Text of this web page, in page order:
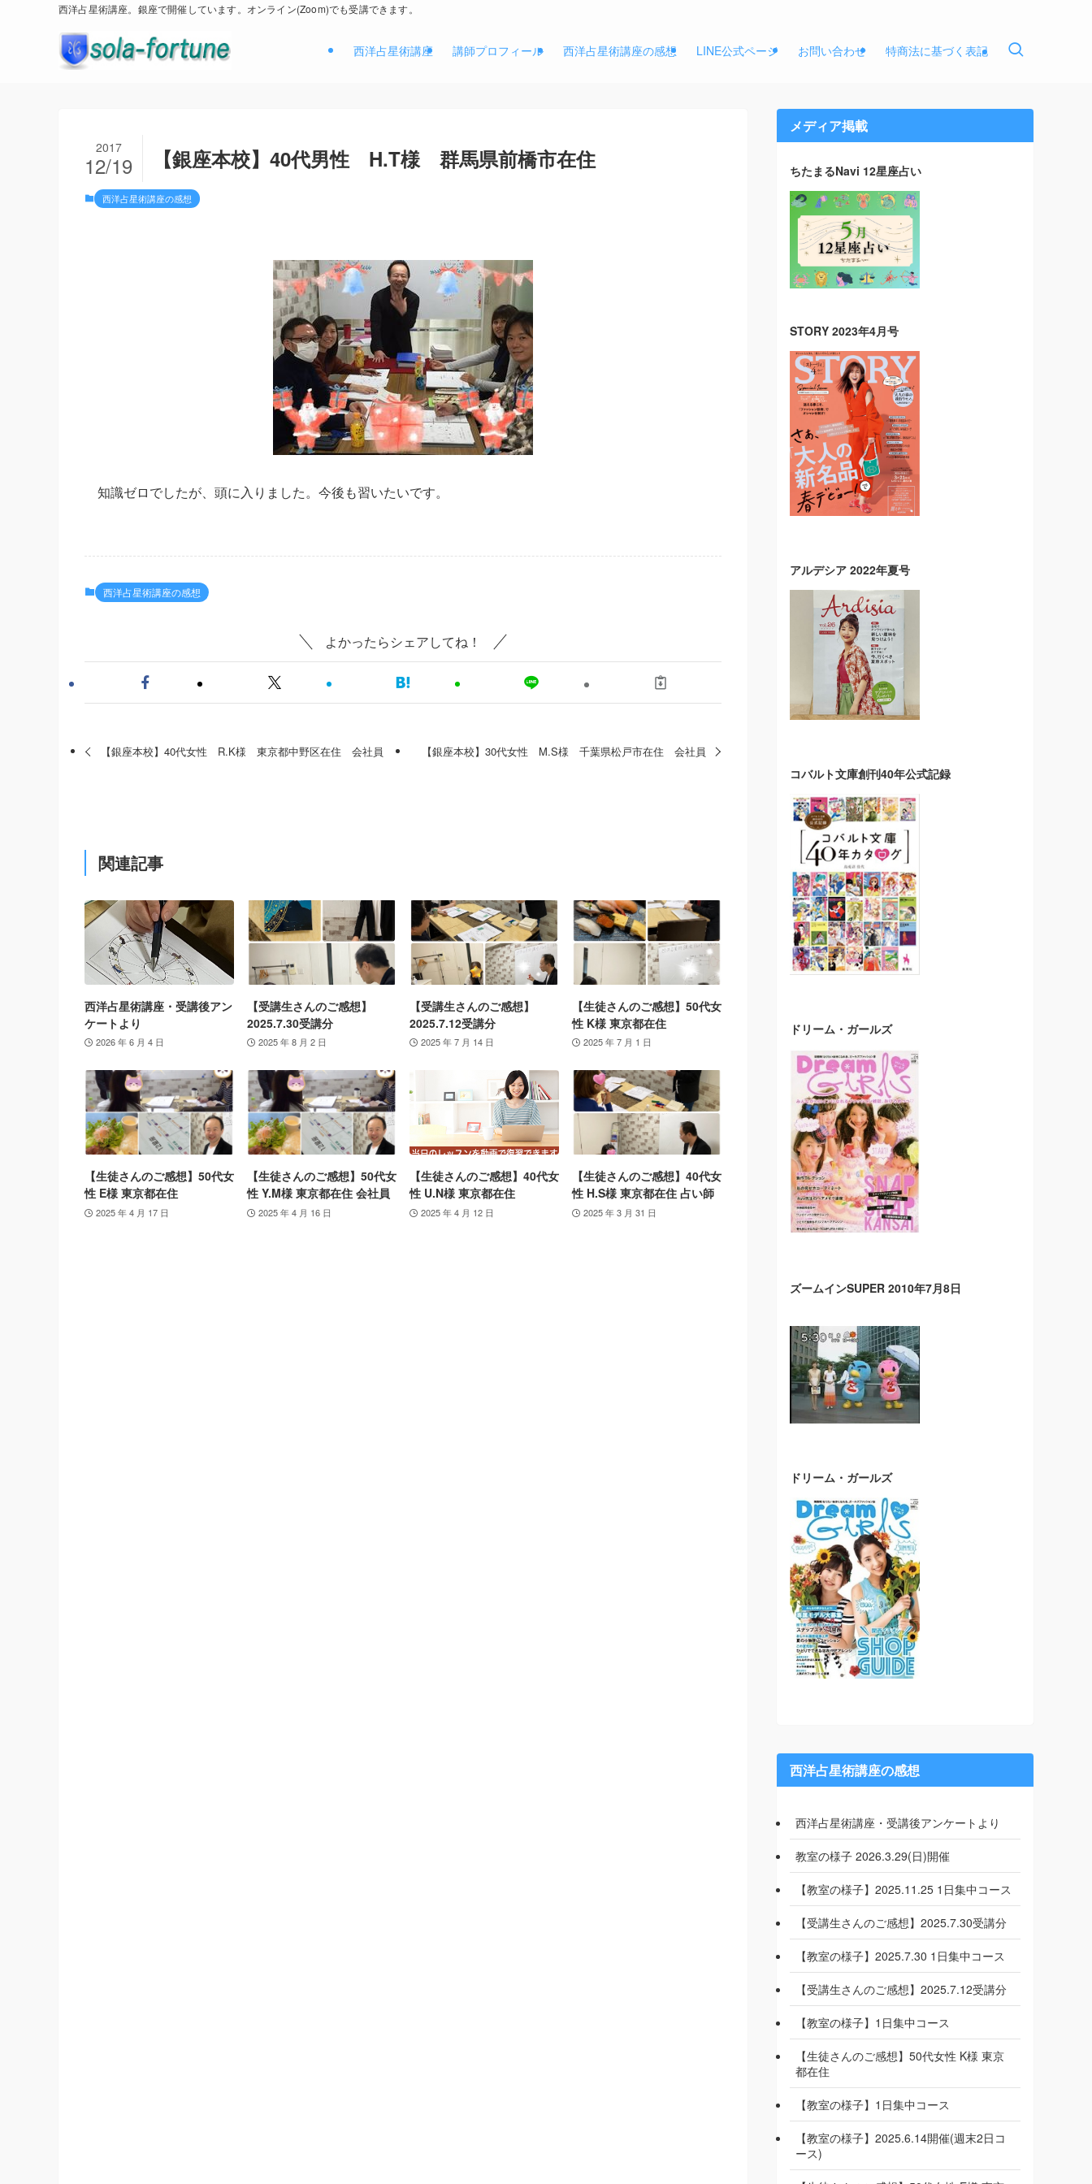
西洋占星術講座。銀座で開催しています。オンライン(Zoom)でも受講できます。
西洋占星術講座 講師プロフィール 西洋占星術講座の感想 LINE公式ページ お問い合わせ 特商法に基づく表記
【銀座本校】40代男性 H.T様 群馬県前橋市在住
2017
12/19
西洋占星術講座の感想
知識ゼロでしたが、頭に入りました。今後も習いたいです。
西洋占星術講座の感想
よかったらシェアしてね！
【銀座本校】40代女性 R.K様 東京都中野区在住 会社員 【銀座本校】30代女性 M.S様 千葉県松戸市在住 会社員
関連記事
西洋占星術講座・受講後アン
ケートより
2026 年 6 月 4 日
【受講生さんのご感想】
2025.7.30受講分
2025 年 8 月 2 日
【受講生さんのご感想】
2025.7.12受講分
2025 年 7 月 14 日
【生徒さんのご感想】50代女
性 K様 東京都在住
2025 年 7 月 1 日
【生徒さんのご感想】50代女
性 E様 東京都在住
2025 年 4 月 17 日
【生徒さんのご感想】50代女
性 Y.M様 東京都在住 会社員
2025 年 4 月 16 日
【生徒さんのご感想】40代女
性 U.N様 東京都在住
2025 年 4 月 12 日
【生徒さんのご感想】40代女
性 H.S様 東京都在住 占い師
2025 年 3 月 31 日
メディア掲載
ちたまるNavi 12星座占い
STORY 2023年4月号
アルデシア 2022年夏号
コバルト文庫創刊40年公式記録
ドリーム・ガールズ
ズームインSUPER 2010年7月8日
ドリーム・ガールズ
西洋占星術講座の感想
西洋占星術講座・受講後アンケートより
教室の様子 2026.3.29(日)開催
【教室の様子】2025.11.25 1日集中コース
【受講生さんのご感想】2025.7.30受講分
【教室の様子】2025.7.30 1日集中コース
【受講生さんのご感想】2025.7.12受講分
【教室の様子】1日集中コース
【生徒さんのご感想】50代女性 K様 東京
都在住
【教室の様子】1日集中コース
【教室の様子】2025.6.14開催(週末2日コ
ース)